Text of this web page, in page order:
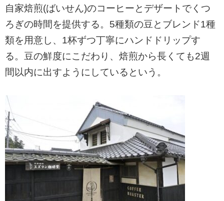
自家焙煎(ばいせん)のコーヒーとデザートでくつ
ろぎの時間を提供する。5種類の豆とブレンド1種
類を用意し、1杯ずつ丁寧にハンドドリップす
る。豆の鮮度にこだわり、焙煎から長くても2週
間以内に出すようにしているという。